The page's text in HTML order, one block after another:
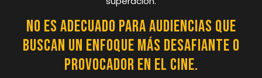
No es adecuado para audiencias que
buscan un enfoque más desafiante o
provocador en el cine.